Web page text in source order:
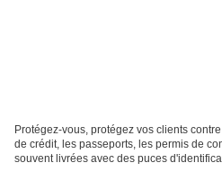
Protégez-vous, protégez vos clients
de crédit, les passeports, les permis de
souvent livrées avec des puces